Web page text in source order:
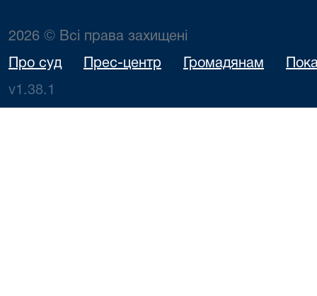
2026 © Всі права захищені
Про суд Прес-центр Громадянам
v1.38.1